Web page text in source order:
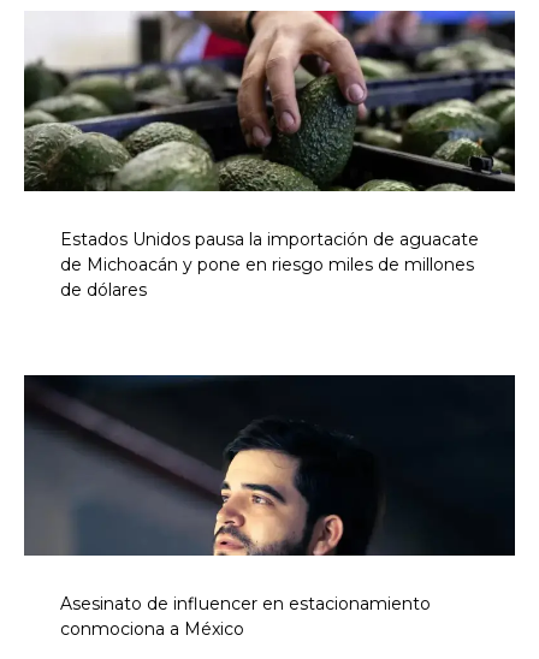
Estados Unidos pausa la importación de aguacate
de Michoacán y pone en riesgo miles de millones
de dólares
Asesinato de influencer en estacionamiento
conmociona a México